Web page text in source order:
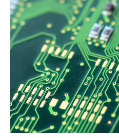
よくあるご質問
お問い合わせ